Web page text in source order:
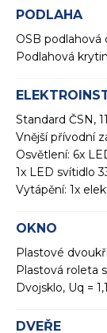
PODLAHA
OSB podlahová
Podlahová
Standard ČSN,
Vnější přívodní
Osvětlení: 6x
1x LED svítidlo
Vytápění: 1x
OKNO
Plastové
Plastová roleta
Dvojsklo, Uq =
DVEŘE